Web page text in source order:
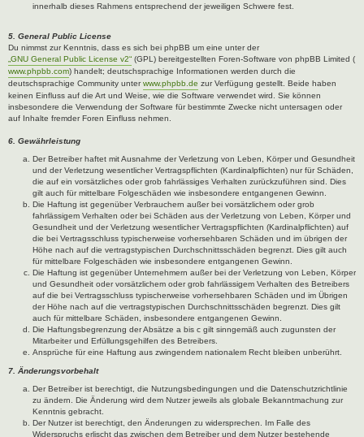
innerhalb dieses Rahmens entsprechend der jeweiligen Schwere fest.
5. General Public License
Du nimmst zur Kenntnis, dass es sich bei phpBB um eine unter der
„GNU General Public License v2“ (GPL) bereitgestellten Foren-Software von phpBB Limited (
www.phpbb.com) handelt; deutschsprachige Informationen werden durch die
deutschsprachige Community unterwww.phpbb.de zur Verfügung gestellt. Beide haben
keinen Einfluss auf die Art und Weise, wie die Software verwendet wird. Sie können
insbesondere die Verwendung der Software für bestimmte Zwecke nicht untersagen oder
auf Inhalte fremder Foren Einfluss nehmen.
6. Gewährleistung
Der Betreiber haftet mit Ausnahme der Verletzung von Leben, Körper und Gesundheit
und der Verletzung wesentlicher Vertragspflichten (Kardinalpflichten) nur für Schäden,
die auf ein vorsätzliches oder grob fahrlässiges Verhalten zurückzuführen sind. Dies
gilt auch für mittelbare Folgeschäden wie insbesondere entgangenen Gewinn.
Die Haftung ist gegenüber Verbrauchern außer bei vorsätzlichem oder grob
fahrlässigem Verhalten oder bei Schäden aus der Verletzung von Leben, Körper und
Gesundheit und der Verletzung wesentlicher Vertragspflichten (Kardinalpflichten) auf
die bei Vertragsschluss typischerweise vorhersehbaren Schäden und im übrigen der
Höhe nach auf die vertragstypischen Durchschnittsschäden begrenzt. Dies gilt auch
für mittelbare Folgeschäden wie insbesondere entgangenen Gewinn.
Die Haftung ist gegenüber Unternehmern außer bei der Verletzung von Leben, Körper
und Gesundheit oder vorsätzlichem oder grob fahrlässigem Verhalten des Betreibers
auf die bei Vertragsschluss typischerweise vorhersehbaren Schäden und im Übrigen
der Höhe nach auf die vertragstypischen Durchschnittsschäden begrenzt. Dies gilt
auch für mittelbare Schäden, insbesondere entgangenen Gewinn.
Die Haftungsbegrenzung der Absätze a bis c gilt sinngemäß auch zugunsten der
Mitarbeiter und Erfüllungsgehilfen des Betreibers.
Ansprüche für eine Haftung aus zwingendem nationalem Recht bleiben unberührt.
7. Änderungsvorbehalt
Der Betreiber ist berechtigt, die Nutzungsbedingungen und die Datenschutzrichtlinie
zu ändern. Die Änderung wird dem Nutzer jeweils als globale Bekanntmachung zur
Kenntnis gebracht.
Der Nutzer ist berechtigt, den Änderungen zu widersprechen. Im Falle des
Widerspruchs erlischt das zwischen dem Betreiber und dem Nutzer bestehende